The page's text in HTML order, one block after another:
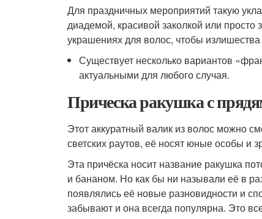
Для праздничных мероприятий такую
диадемой, красивой заколкой или
украшениях для волос, чтобы
Существует несколько вариантов
актуальными для любого случая.
Прическа ракушка с
Этот аккуратный валик из волос можно
светских раутов, её носят юные особы и
Эта причёска носит название ракушка
и бананом. Но как бы ни называли её в
появлялись её новые разновидности и
забывают и она всегда популярна. Это